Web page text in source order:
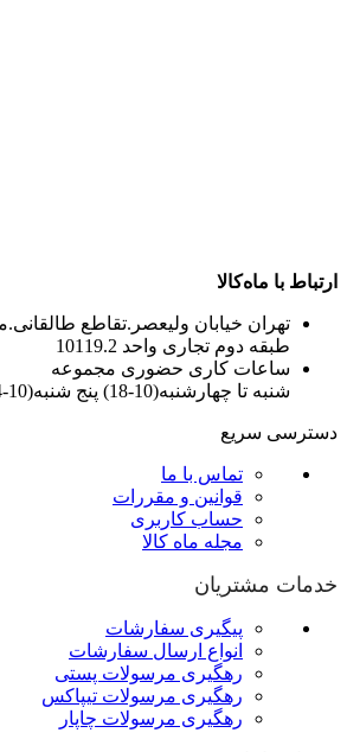
ارتباط با ماه‌کالا
تهران خیابان ولیعصر.تقاطع
طبقه دوم تجاری واحد 10119.2
ساعات کاری حضوری مجموعه
شنبه تا چهارشنبه(10-18) پنج شنبه(10-14)
دسترسی سریع
تماس با ما
قوانین و مقررات
حساب کاربری
مجله ماه کالا
خدمات مشتریان
پیگیری سفارشات
انواع ارسال سفارشات
رهگیری مرسولات پستی
رهگیری مرسولات تیپاکس
رهگیری مرسولات چاپار